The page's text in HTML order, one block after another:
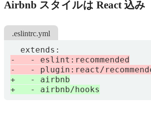
Airbnb スタイルは React 込み
.eslintrc.yml